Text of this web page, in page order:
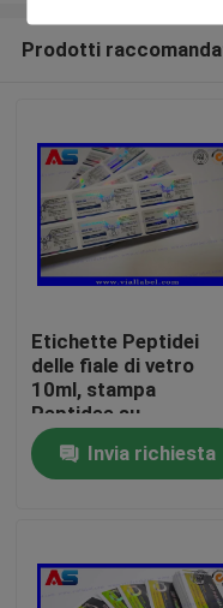
Casa
Circa noi
Prodotti
Etichette Peptidei
delle fiale di vetro
10ml, stampa
Peptidee su
ordinazione della
dell'autoadesivo
Invia richiesta